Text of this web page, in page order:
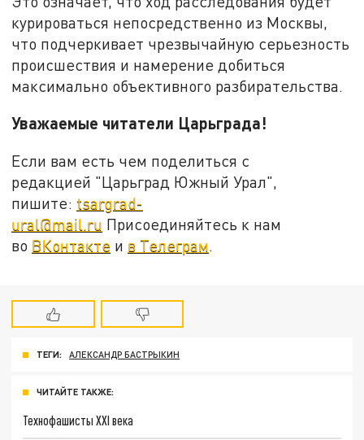
курироваться непосредственно из Москвы,
что подчеркивает чрезвычайную серьезность
происшествия и намерение добиться
максимально объективного разбирательства.
Уважаемые читатели Царьграда!
Если вам есть чем поделиться с
редакцией "Царьград Южный Урал",
пишите: tsargrad-
ural@mail.ru Присоединяйтесь к нам
во ВКонтакте и в Телеграм.
ТЕГИ: АЛЕКСАНДР БАСТРЫКИН
ЧИТАЙТЕ ТАКЖЕ:
Технофашисты XXI века